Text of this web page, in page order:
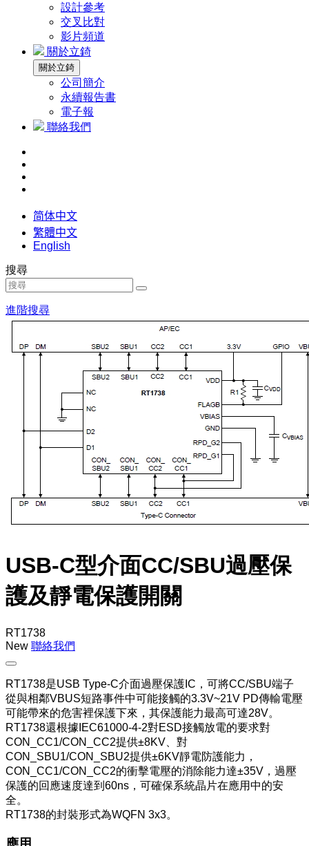
設計參考
交叉比對
影片頻道
關於立錡
關於立錡
公司簡介
永續報告書
電子報
聯絡我們
简体中文
繁體中文
English
搜尋
進階搜尋
USB-C型介面CC/SBU過壓保
護及靜電保護開關
RT1738
New 聯絡我們
RT1738是USB Type-C介面過壓保護IC，可將CC/SBU端子
從與相鄰VBUS短路事件中可能接觸的3.3V~21V PD傳輸電壓
可能帶來的危害裡保護下來，其保護能力最高可達28V。
RT1738還根據IEC61000-4-2對ESD接觸放電的要求對
CON_CC1/CON_CC2提供±8KV、對
CON_SBU1/CON_SBU2提供±6KV靜電防護能力，
CON_CC1/CON_CC2的衝擊電壓的消除能力達±35V，過壓
保護的回應速度達到60ns，可確保系統晶片在應用中的安
全。
RT1738的封裝形式為WQFN 3x3。